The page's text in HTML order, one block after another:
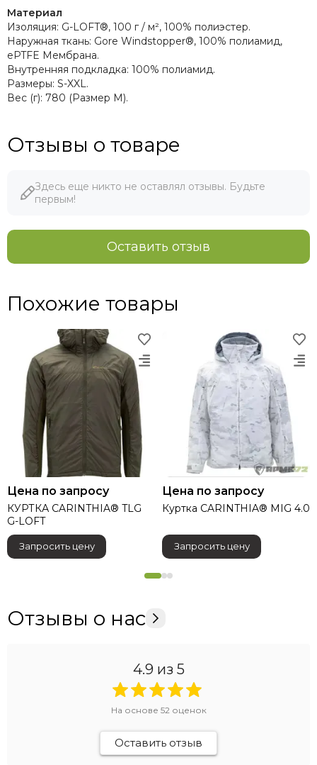
Материал
Изоляция: G-LOFT®, 100 г / м², 100% полиэстер.
Наружная ткань: Gore Windstopper®, 100% полиамид,
ePTFE Мембрана.
Внутренняя подкладка: 100% полиамид.
Размеры: S-XXL.
Вес (г): 780 (Размер М).
Отзывы о товаре
Здесь еще никто не оставлял отзывы. Будьте
первым!
Оставить отзыв
Похожие товары
Цена по запросу
КУРТКА CARINTHIA® TLG
G-LOFT
Запросить цену
Цена по запросу
Куртка CARINTHIA® МIG 4.0
Запросить цену
Отзывы о нас
4.9 из 5
На основе 52 оценок
Оставить отзыв